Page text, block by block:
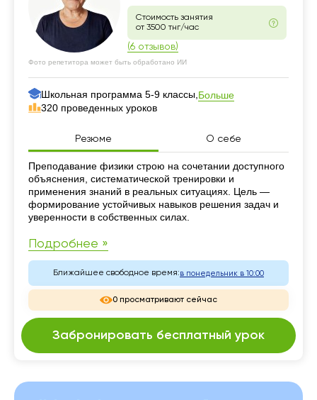
Стоимость занятия
от 3500 тнг/час
(6 отзывов)
Фото репетитора может быть обработано ИИ
Школьная программа 5-9 классы, Больше
320 проведенных уроков
Резюме О себе
Резюме
Преподавание физики строю на сочетании доступного
объяснения, систематической тренировки и
применения знаний в реальных ситуациях. Цель —
формирование устойчивых навыков решения задач и
уверенности в собственных силах.
Подробнее »
Ближайшее свободное время:в понедельник в 10:00
0 просматривают сейчас
Забронировать бесплатный урок